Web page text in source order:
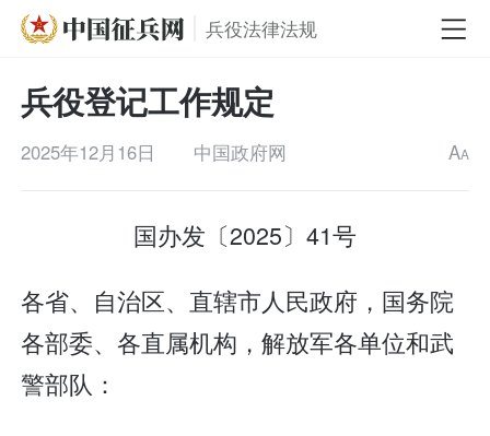
兵役法律法规
兵役登记工作规定
2025年12月16日 中国政府网 AA
国办发〔2025〕41号
各省、自治区、直辖市人民政府，国务院
各部委、各直属机构，解放军各单位和武
警部队：